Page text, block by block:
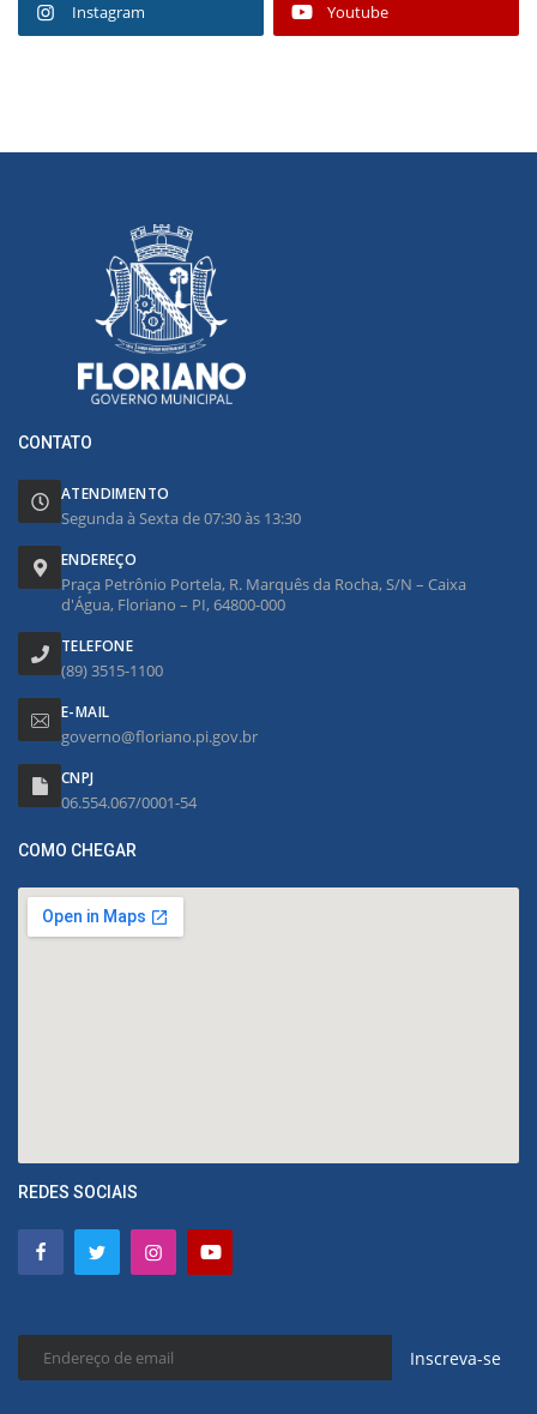
Instagram Youtube
CONTATO
ATENDIMENTO
Segunda à Sexta de 07:30 às 13:30
ENDEREÇO
Praça Petrônio Portela, R. Marquês da Rocha, S/N – Caixa
d'Água, Floriano – PI, 64800-000
TELEFONE
(89) 3515-1100
E-MAIL
governo@floriano.pi.gov.br
CNPJ
06.554.067/0001-54
COMO CHEGAR
REDES SOCIAIS
Inscreva-se